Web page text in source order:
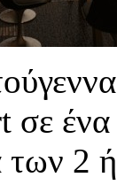
σε
των 2